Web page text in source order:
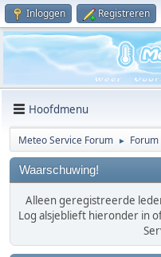
Inloggen Registreren
Hoofdmenu
Meteo Service Forum ► Forum
Waarschuwing!
Alleen geregistreerde
Log alsjeblieft hieronder in